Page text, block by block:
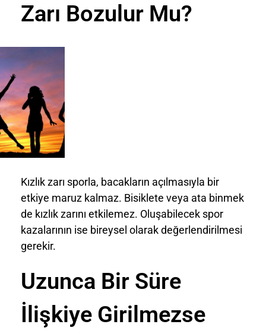
Zarı Bozulur Mu?
Kızlık zarı sporla, bacakların açılmasıyla bir
etkiye maruz kalmaz. Bisiklete veya ata binmek
de kızlık zarını etkilemez. Oluşabilecek spor
kazalarının ise bireysel olarak değerlendirilmesi
gerekir.
Uzunca Bir Süre
İlişkiye Girilmezse